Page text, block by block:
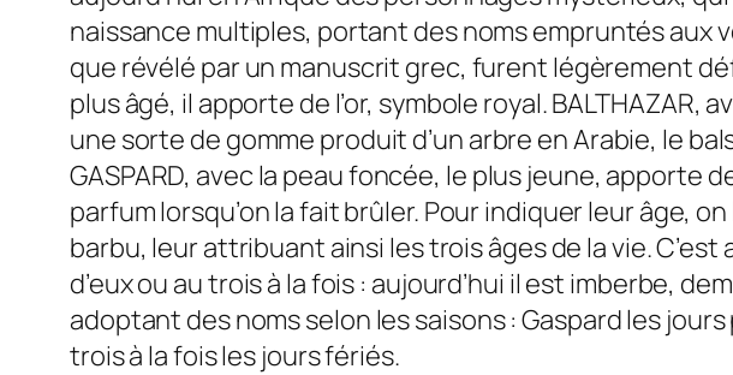
naissance multiples, portant des noms empruntés aux
que révélé par un manuscrit grec, furent légèrement
plus âgé, il apporte de l’or, symbole royal.
une sorte de gomme produit d’un arbre en Arabie, le
GASPARD, avec la peau foncée, le plus jeune, apporte
parfum lorsqu’on la fait brûler. Pour indiquer leur âge,
barbu, leur attribuant ainsi les trois âges de la vie. C’est
d’eux ou au trois à la fois : aujourd’hui il est imberbe,
adoptant des noms selon les saisons : Gaspard les
trois à la fois les jours fériés.